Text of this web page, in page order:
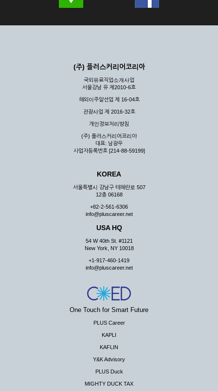
(주) 플러스커리어코리아
국외유료직업소개사업
서울강남 유 제2010-6호
해외이주알선업 제 16-04호
관광사업 제 2016-32호
개인정보처리방침
(주) 플러스커리어코리아
대표: 남광우
사업자등록번호 [214-88-59199]
KOREA
서울특별시 강남구 테헤란로 507
12층 06168
+82-2-561-6306
info@pluscareer.net
USA HQ
54 W 40th St. #1121
New York, NY 10018
+1-917-460-1419
info@pluscareer.net
One Touch for Smart Future
PLUS Career
KAPLI
KAFLIN
Y&K Advisory
PLUS Duck
MIGHTY DUCK TAX